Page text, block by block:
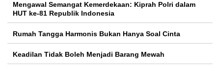
Mengawal Semangat Kemerdekaan: Kiprah Polri dalam
HUT ke-81 Republik Indonesia
Rumah Tangga Harmonis Bukan Hanya Soal Cinta
Keadilan Tidak Boleh Menjadi Barang Mewah